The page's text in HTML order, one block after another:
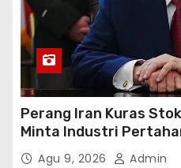
Perang Iran Kuras
Minta Industri
dalam 21 Hari
Agu 9, 2026 Admin